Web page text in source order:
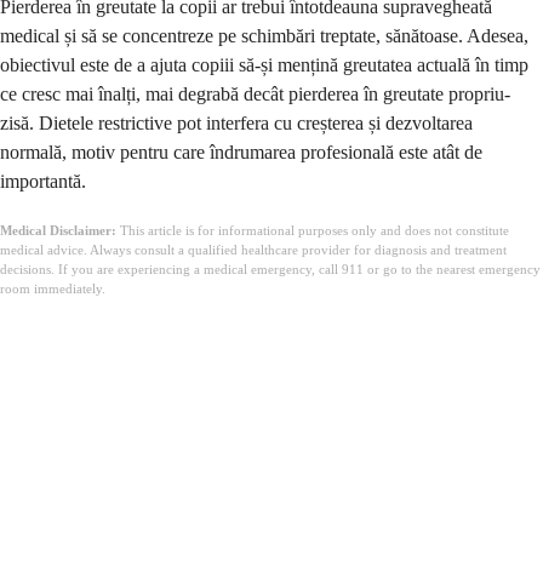
Pierderea în greutate la copii ar trebui întotdeauna supravegheată
medical și să se concentreze pe schimbări treptate, sănătoase. Adesea,
obiectivul este de a ajuta copiii să-și mențină greutatea actuală în timp
ce cresc mai înalți, mai degrabă decât pierderea în greutate propriu-
zisă. Dietele restrictive pot interfera cu creșterea și dezvoltarea
normală, motiv pentru care îndrumarea profesională este atât de
importantă.
Medical Disclaimer: This article is for informational purposes only and does not constitute
medical advice. Always consult a qualified healthcare provider for diagnosis and treatment
decisions. If you are experiencing a medical emergency, call 911 or go to the nearest emergency
room immediately.